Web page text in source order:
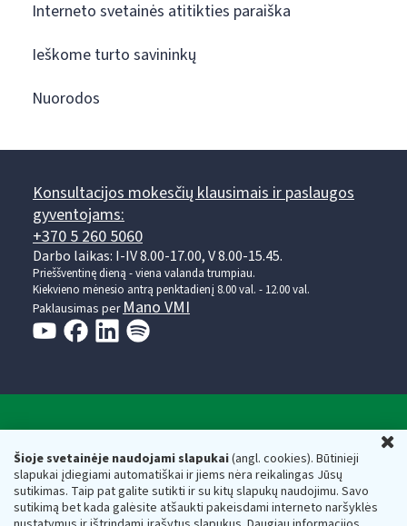
Šioje svetainėje naudojami slapukai(angl. cookies). Būtinieji
slapukai įdiegiami automatiškai ir jiems nėra reikalingas Jūsų
sutikimas. Taip pat galite sutikti ir su kitų slapukų naudojimu. Savo
sutikimą bet kada galėsite atšaukti pakeisdami interneto naršyklės
Interneto svetainės atitikties paraiška
Ieškome turto savininkų
Nuorodos
Konsultacijos mokesčių klausimais ir paslaugos
gyventojams:
+370 5 260 5060
Darbo laikas: I-IV 8.00-17.00, V 8.00-15.45.
Prieššventinę dieną - viena valanda trumpiau.
Kiekvieno mėnesio antrą penktadienį 8.00 val. - 12.00 val.
Paklausimas per Mano VMI
Respublikos finansų ministerijos
Biudžetinė įstaiga. Juridinio asmens kodas — 188659752,
adresas: Vasario 16-osios g. 14, 01107 Vilnius, Lietuva, el.paštas:
vmi@vmi.lt, E. pristatymo dėžutės adresas 188659752